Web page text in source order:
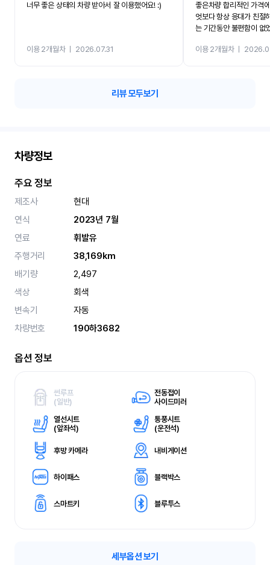
너무 좋은 상태의 차량 받아서 잘 이용했어요! :)
이용 2개월차ㅣ 2026.07.31
좋은차량 합리적인 가격
엇보다 항상 응대가 친절
는 기간동안 불편함이 없
카 렌트 고민없이 강추합
이용 2개월차ㅣ
리뷰 모두보기
차량정보
주요 정보
제조사
현대
연식
2023년 7월
연료
휘발유
주행거리
38,169km
배기량
2,497
색상
회색
변속기
자동
차량번호
190하3682
옵션 정보
썬루프
(일반)
전동접이
사이드미러
열선시트
(앞좌석)
통풍시트
(운전석)
후방 카메라 내비게이션
하이패스 블랙박스
스마트키 블루투스
세부옵션 보기